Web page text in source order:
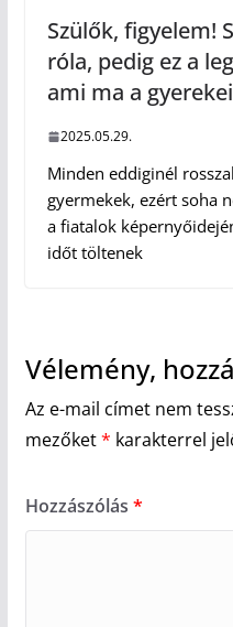
Szülők, figyelem!
róla, pedig ez a
ami ma a
2025.05.29.
Minden eddiginél
gyermekek, ezért soha
a fiatalok
időt töltenek
Vélemény,
Az e-mail címet nem
mezőket* karakterrel
Hozzászólás *